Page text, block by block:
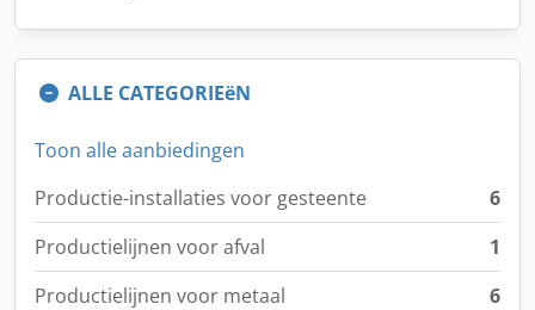
ALLE CATEGORIEëN
Toon alle aanbiedingen
Productie-installaties voor gesteente
6
Productielijnen voor afval
1
Productielijnen voor metaal
6